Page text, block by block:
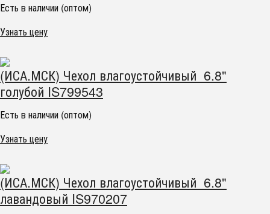
Есть в наличии (оптом)
Узнать цену
(ИСА.МСК) Чехол влагоустойчивый 6.8"
голубой IS799543
Есть в наличии (оптом)
Узнать цену
(ИСА.МСК) Чехол влагоустойчивый 6.8"
лавандовый IS970207